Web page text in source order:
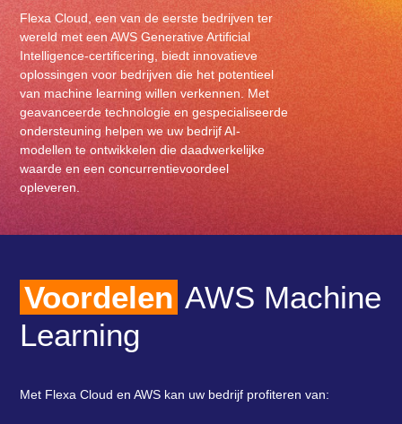
Flexa Cloud, een van de eerste bedrijven ter
wereld met een AWS Generative Artificial
Intelligence-certificering, biedt innovatieve
oplossingen voor bedrijven die het potentieel
van machine learning willen verkennen. Met
geavanceerde technologie en gespecialiseerde
ondersteuning helpen we uw bedrijf AI-
modellen te ontwikkelen die daadwerkelijke
waarde en een concurrentievoordeel
opleveren.
Voordelen AWS Machine
Learning
Met Flexa Cloud en AWS kan uw bedrijf profiteren van: